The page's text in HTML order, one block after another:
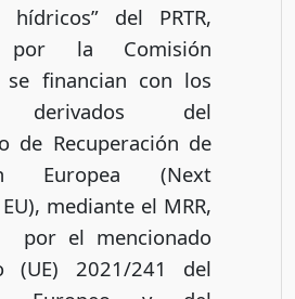
del PRTR,
por la Comisión
se financian con los
derivados del
de Recuperación de
Europea (Next
mediante el MRR,
por el mencionado
(UE) 2021/241 del